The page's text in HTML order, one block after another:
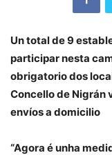
Un total de 9
participar nesta
obrigatorio dos
Concello de Nigrán
envíos a domicilio
“Agora é unha